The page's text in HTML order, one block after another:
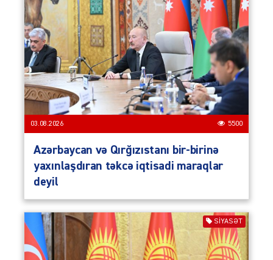
03.08.2026 5500
Azərbaycan və Qırğızıstanı bir-birinə
yaxınlaşdıran təkcə iqtisadi maraqlar
deyil
SIYASƏT